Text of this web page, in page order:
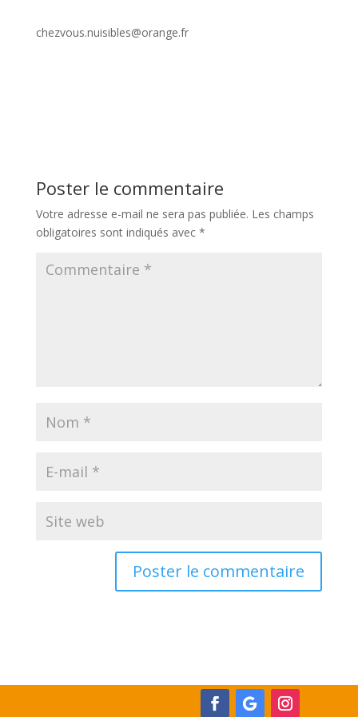
chezvous.nuisibles@orange.fr
Poster le commentaire
Votre adresse e-mail ne sera pas publiée. Les champs
obligatoires sont indiqués avec *